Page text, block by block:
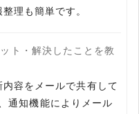
理も簡単です。
ト・解決したことを教
容をメールで共有して
通知機能によりメール